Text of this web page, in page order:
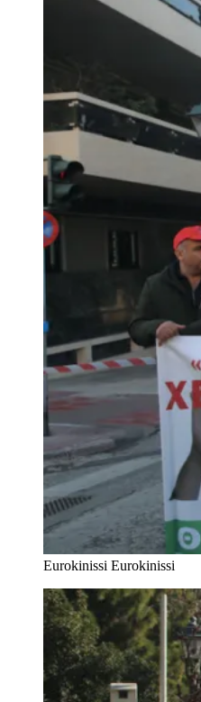
Eurokinissi Eurokinissi